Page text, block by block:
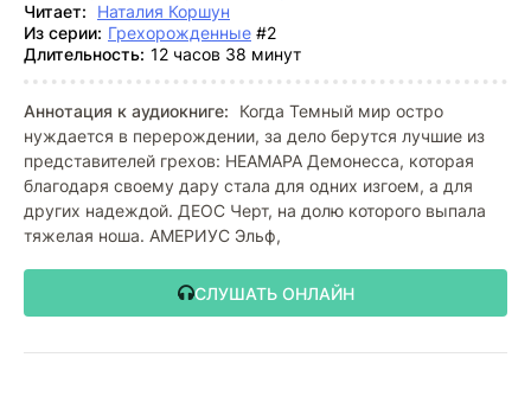
Читает:
Наталия Коршун
Из серии: Грехорожденные #2
Длительность: 12 часов 38 минут
Аннотация к аудиокниге:
Когда Темный мир остро
нуждается в перерождении, за дело берутся лучшие из
представителей грехов: НЕАМАРА Демонесса, которая
благодаря своему дару стала для одних изгоем, а для
других надеждой. ДЕОС Черт, на долю которого выпала
тяжелая ноша. АМЕРИУС Эльф,
СЛУШАТЬ ОНЛАЙН